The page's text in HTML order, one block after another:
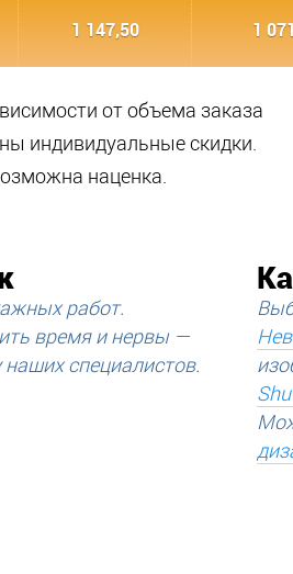
1 147,50 1
от объема заказа
индивидуальные скидки.
наценка.
работ.
время и нервы —
наших специалистов.